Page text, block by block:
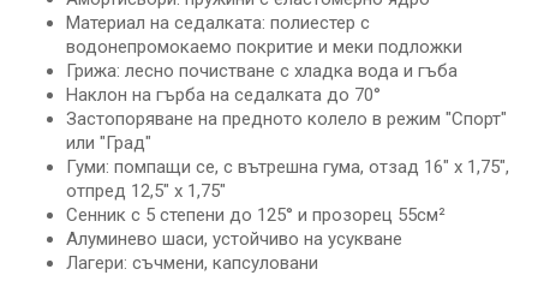
Материал на седалката: полиестер с
водонепромокаемо покритие и меки подложки
Грижа: лесно почистване с хладка вода и гъба
Наклон на гърба на седалката до 70°
Застопоряване на предното колело в режим "Спорт"
или "Град"
Гуми: помпащи се, с вътрешна гума, отзад 16" x 1,75",
отпред 12,5" x 1,75"
Сенник с 5 степени до 125° и прозорец 55см²
Алуминево шаси, устойчиво на усукване
Лагери: съчмени, капсуловани